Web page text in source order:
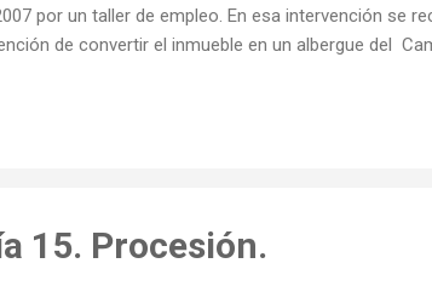
por un taller de empleo. En esa intervención se
de convertir el inmueble en un albergue del
en marcha o albergue» , por lo que se decidió
15. Procesión.